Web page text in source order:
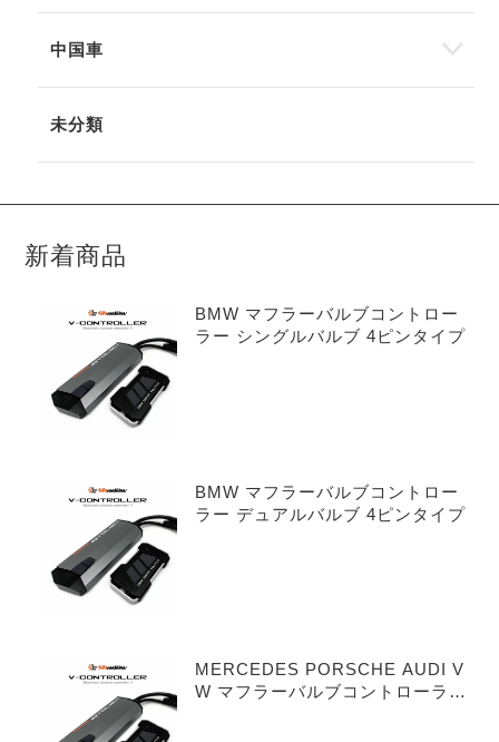
中国車
未分類
新着商品
BMW マフラーバルブコントロー
ラー シングルバルブ 4ピンタイプ
BMW マフラーバルブコントロー
ラー デュアルバルブ 4ピンタイプ
MERCEDES PORSCHE AUDI V
W マフラーバルブコントローラー